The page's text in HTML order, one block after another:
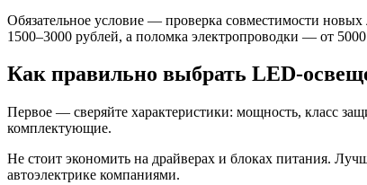
Обязательное условие — проверка совместимости
1500–3000 рублей, а поломка электропроводки — от
Как правильно выбрать LED-
Первое — сверяйте характеристики: мощность, класс
комплектующие.
Не стоит экономить на драйверах и блоках питания.
автоэлектрике компаниями.